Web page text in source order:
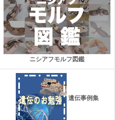
ニシアフモルフ図鑑
遺伝事例集